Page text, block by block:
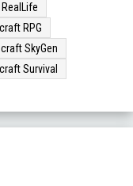
RPG
SkyGen
Survival